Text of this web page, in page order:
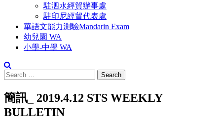
駐泗水經貿辦事處
駐印尼經貿代表處
華語文能力測驗Mandarin Exam
幼兒園 WA
小學-中學 WA
Search
for:
簡訊_ 2019.4.12 STS WEEKLY
BULLETIN